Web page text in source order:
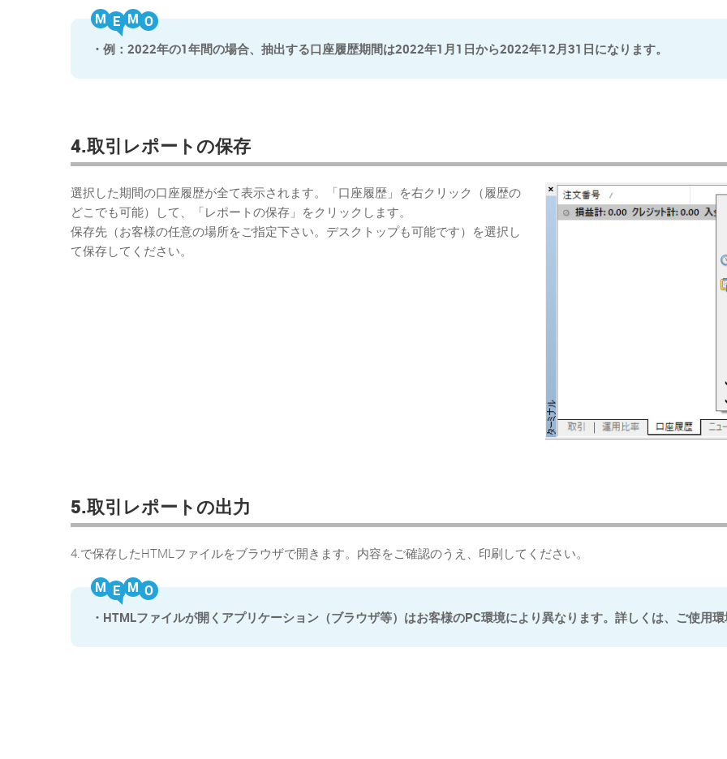
M M
・例：2022年の1年間の場合、抽出する口座履歴期間は2022年1月1日から2022年12月31日になります。
4.取引レポートの保存
選択した期間の口座履歴が全て表示されます。「口座履歴」を右クリック（履歴の
どこでも可能）して、「レポートの保存」をクリックします。
保存先（お客様の任意の場所をご指定下さい。デスクトップも可能です）を選択し
て保存してください。
5.取引レポートの出力
4.で保存したHTMLファイルをブラウザで開きます。内容をご確認のうえ、印刷してください。
M M
・HTMLファイルが開くアプリケーション（ブラウザ等）はお客様のPC環境により異なります。詳しくは、ご使用